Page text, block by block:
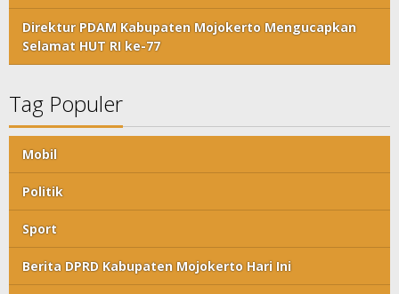
Direktur PDAM Kabupaten Mojokerto Mengucapkan
Selamat HUT RI ke-77
Tag Populer
Mobil
Politik
Sport
Berita DPRD Kabupaten Mojokerto Hari Ini